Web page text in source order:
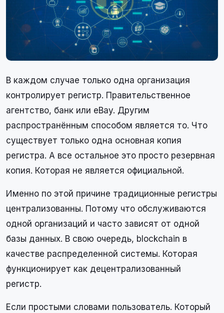
В каждом случае только одна организация
контролирует регистр. Правительственное
агентство, банк или eBay. Другим
распространённым способом является то. Что
существует только одна основная копия
регистра. А все остальное это просто резервная
копия. Которая не является официальной.
Именно по этой причине традиционные регистры
централизованны. Потому что обслуживаются
одной организаций и часто зависят от одной
базы данных. В свою очередь, blockchain в
качестве распределенной системы. Которая
функционирует как децентрализованный
регистр.
Если простыми словами пользователь. Который